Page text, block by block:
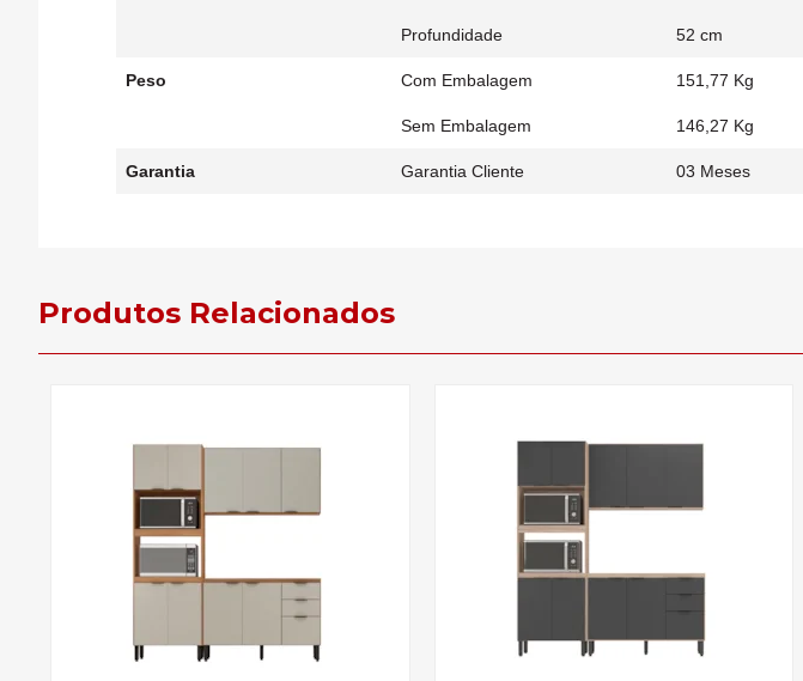
Profundidade 52 cm
Peso Com Embalagem 151,77 Kg
Sem Embalagem 146,27 Kg
Garantia Garantia Cliente 03 Meses
Produtos Relacionados